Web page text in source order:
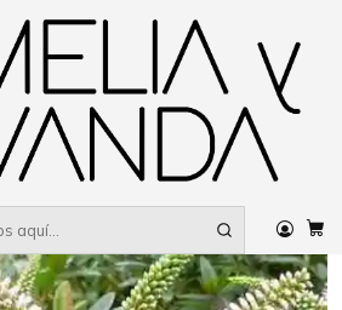
De sol Verónica brillantísima